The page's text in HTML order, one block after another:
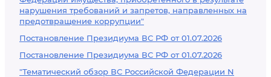
нарушения требований и запретов, направленных на
предотвращение коррупции"
Постановление Президиума ВС РФ от 01.07.2026
Постановление Президиума ВС РФ от 01.07.2026
"Тематический обзор ВС Российской Федерации N